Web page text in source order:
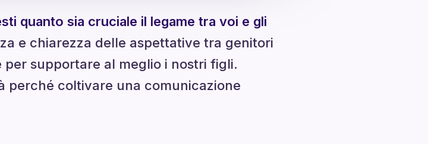
quanto sia cruciale il legame tra voi e gli
e chiarezza delle aspettative tra genitori
supportare al meglio i nostri figli.
perché coltivare una comunicazione